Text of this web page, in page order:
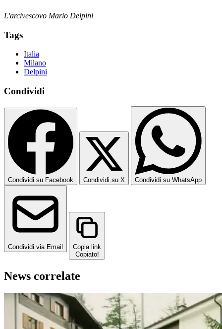
L'arcivescovo Mario Delpini
Tags
Italia
Milano
Delpini
Condividi
Condividi su Facebook Condividi su X Condividi su WhatsApp
Condividi via Email
Copia link
Copiato!
News correlate